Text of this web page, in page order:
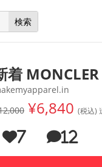
着
¥6,840 (税込)
7 12